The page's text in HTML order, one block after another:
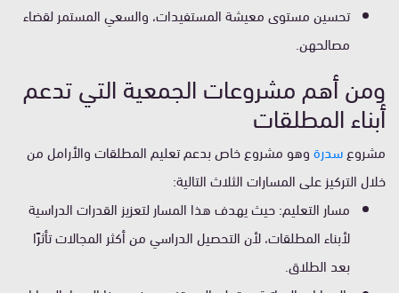
تحسين مستوى معيشة المستفيدات، والسعي المستمر لقضاء
مصالحهن.
ومن أهم مشروعات الجمعية التي تدعم
أبناء المطلقات
مشروعسدرةوهو مشروع خاص بدعم تعليم المطلقات والأرامل من
خلال التركيز على المسارات الثلاث التالية:
مسار التعليم: حيث يهدف هذا المسار لتعزيز القدرات الدراسية
لأبناء المطلقات، لأن التحصيل الدراسي من أكثر المجالات تأثرًا
بعد الطلاق.